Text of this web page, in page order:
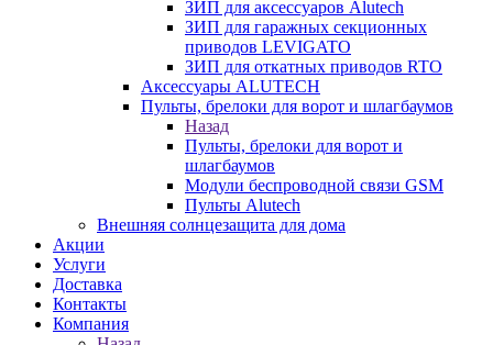
ЗИП для аксессуаров Alutech
ЗИП для гаражных секционных
приводов LEVIGATO
ЗИП для откатных приводов RTO
Аксессуары ALUTECH
Пульты, брелоки для ворот и шлагбаумов
Назад
Пульты, брелоки для ворот и
шлагбаумов
Модули беспроводной связи GSM
Пульты Alutech
Внешняя солнцезащита для дома
Акции
Услуги
Доставка
Контакты
Компания